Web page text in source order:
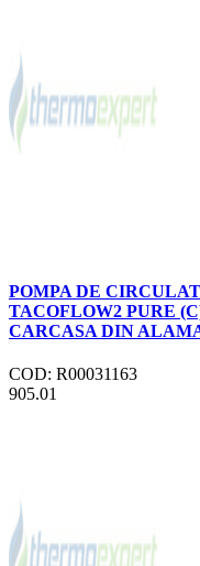
POMPA DE
TACOFLOW2 PURE
CARCASA DIN
COD: R00031163
905.01